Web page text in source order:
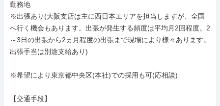
勤務地
※出張あり(大阪支店は主に西日本エリアを担当しますが、全国
へ行く機会もあります。出張が発生する頻度は平均月2回程度。2
～3日の出張から2ヵ月程度の出張まで現場により様々あります。
出張手当は別途支給あり)
※希望により東京都中央区(本社)での採用も可(応相談)
【交通手段】